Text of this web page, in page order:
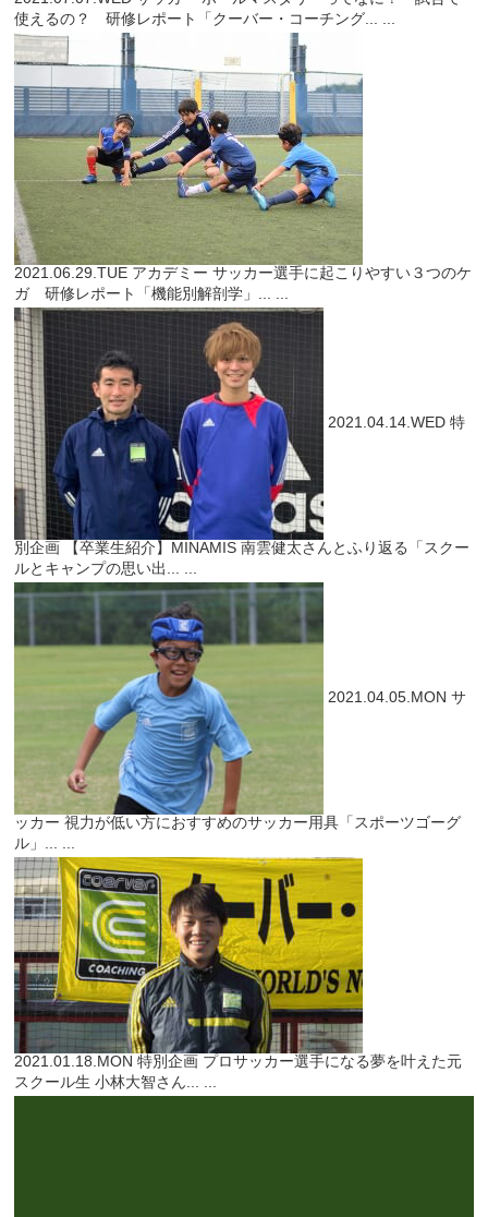
使えるの？ 研修レポート「クーバー・コーチング... ...
2021.06.29.TUE アカデミー サッカー選手に起こりやすい３つのケ
ガ 研修レポート「機能別解剖学」... ...
2021.04.14.WED 特
別企画
【卒業生紹介】MINAMIS 南雲健太さんとふり返る「スクー
ルとキャンプの思い出... ...
2021.04.05.MON サ
ッカー 視力が低い方におすすめのサッカー用具「スポーツゴーグ
ル」... ...
2021.01.18.MON 特別企画 プロサッカー選手になる夢を叶えた元
スクール生 小林大智さん... ...